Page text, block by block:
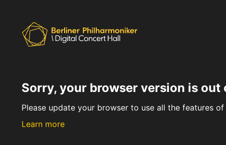
Sorry, your browser version is out
Please update your browser to use all the features
Learn more